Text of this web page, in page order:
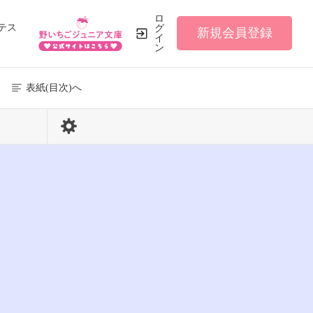
ス
ロ
グ
イ
ン
新規会員登録
表紙(目次)へ
98 / 285